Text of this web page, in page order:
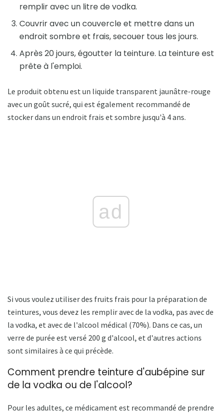
remplir avec un litre de vodka.
Couvrir avec un couvercle et mettre dans un
endroit sombre et frais, secouer tous les jours.
Après 20 jours, égoutter la teinture. La teinture est
prête à l'emploi.
Le produit obtenu est un liquide transparent jaunâtre-rouge
avec un goût sucré, qui est également recommandé de
stocker dans un endroit frais et sombre jusqu'à 4 ans.
ad
Si vous voulez utiliser des fruits frais pour la préparation de
teintures, vous devez les remplir avec de la vodka, pas avec de
la vodka, et avec de l'alcool médical (70%). Dans ce cas, un
verre de purée est versé 200 g d'alcool, et d'autres actions
sont similaires à ce qui précède.
Comment prendre teinture d'aubépine sur
de la vodka ou de l'alcool?
Pour les adultes, ce médicament est recommandé de prendre